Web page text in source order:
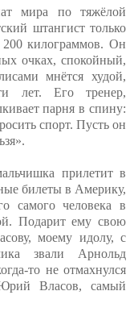
мира по тяжёлой
штангист только
килограммов. Он
очках, спокойный,
мнётся худой,
лет. Его тренер,
парня в спину:
спорт. Пусть он
прилетит в
билеты в Америку,
самого человека в
Подарит ему свою
моему идолу, с
звали Арнольд
то не отмахнулся
Власов, самый